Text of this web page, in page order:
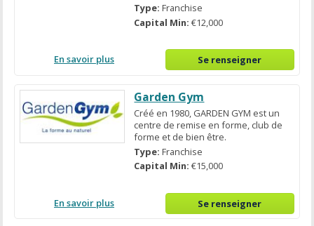
Type:Franchise
Capital Min:€12,000
En savoir plus Se renseigner
Garden Gym
Créé en 1980, GARDEN GYM est un
centre de remise en forme, club de
forme et de bien être.
Type:Franchise
Capital Min:€15,000
En savoir plus Se renseigner